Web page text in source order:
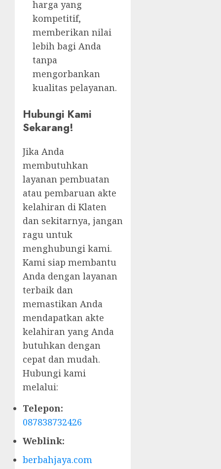
harga yang
kompetitif,
memberikan nilai
lebih bagi Anda
tanpa
mengorbankan
kualitas pelayanan.
Hubungi Kami
Sekarang!
Jika Anda
membutuhkan
layanan pembuatan
atau pembaruan akte
kelahiran di Klaten
dan sekitarnya, jangan
ragu untuk
menghubungi kami.
Kami siap membantu
Anda dengan layanan
terbaik dan
memastikan Anda
mendapatkan akte
kelahiran yang Anda
butuhkan dengan
cepat dan mudah.
Hubungi kami
melalui:
Telepon:
087838732426
Weblink:
berbahjaya.com